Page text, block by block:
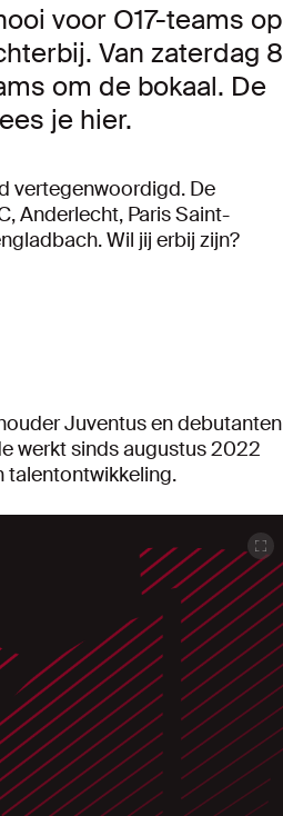
voor O17-teams op
Van zaterdag 8
om de bokaal. De
je hier.
vertegenwoordigd. De
Anderlecht, Paris Saint-
Wil jij erbij zijn?
Juventus en debutanten
werkt sinds augustus 2022
talentontwikkeling.